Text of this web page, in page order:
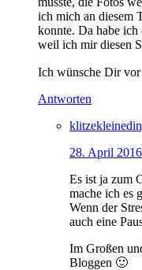
ich mich an diesem
konnte. Da habe ich
weil ich mir diesen
Ich wünsche Dir
Antworten
28. April
Es ist ja zum
mache ich es
Wenn der
auch eine
Im Großen
Bloggen 🙂